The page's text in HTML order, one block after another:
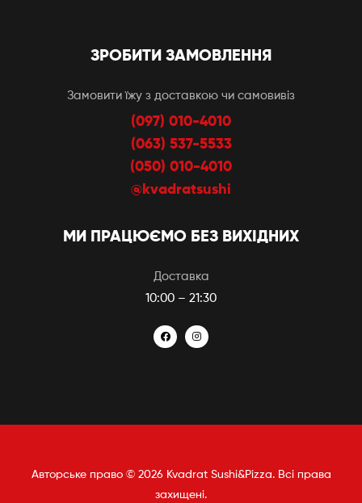
ЗРОБИТИ ЗАМОВЛЕННЯ
Замовити їжу з доставкою чи самовивіз
(097) 010-4010
(063) 537-5533
(050) 010-4010
@kvadratsushi
МИ ПРАЦЮЄМО БЕЗ ВИХІДНИХ
Доставка
10:00 – 21:30
Авторське право © 2026 Kvadrat Sushi&Pizza. Всі права
захищені.